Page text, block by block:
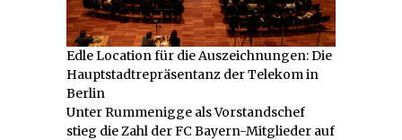
Edle Location für die Auszeichnungen: Die
Hauptstadtrepräsentanz der Telekom in
Berlin
Unter Rummenigge als Vorstandschef
stieg die Zahl der FC Bayern-Mitglieder auf